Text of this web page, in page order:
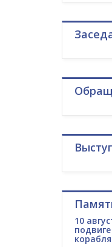
10